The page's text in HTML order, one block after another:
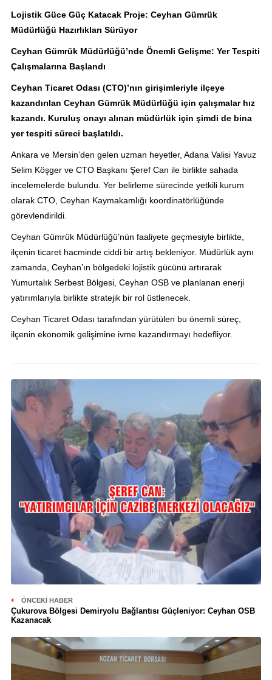
Lojistik Güce Güç Katacak Proje: Ceyhan Gümrük
Müdürlüğü Hazırlıkları Sürüyor
Ceyhan Gümrük Müdürlüğü’nde Önemli Gelişme: Yer Tespiti
Çalışmalarına Başlandı
Ceyhan Ticaret Odası (CTO)’nın girişimleriyle ilçeye
kazandırılan Ceyhan Gümrük Müdürlüğü için çalışmalar hız
kazandı. Kuruluş onayı alınan müdürlük için şimdi de bina
yer tespiti süreci başlatıldı.
Ankara ve Mersin’den gelen uzman heyetler, Adana Valisi Yavuz
Selim Köşger ve CTO Başkanı Şeref Can ile birlikte sahada
incelemelerde bulundu. Yer belirleme sürecinde yetkili kurum
olarak CTO, Ceyhan Kaymakamlığı koordinatörlüğünde
görevlendirildi.
Ceyhan Gümrük Müdürlüğü’nün faaliyete geçmesiyle birlikte,
ilçenin ticaret hacminde ciddi bir artış bekleniyor. Müdürlük aynı
zamanda, Ceyhan’ın bölgedeki lojistik gücünü artırarak
Yumurtalık Serbest Bölgesi, Ceyhan OSB ve planlanan enerji
yatırımlarıyla birlikte stratejik bir rol üstlenecek.
Ceyhan Ticaret Odası tarafından yürütülen bu önemli süreç,
ilçenin ekonomik gelişimine ivme kazandırmayı hedefliyor.
ÖNCEKI HABER
Çukurova Bölgesi Demiryolu Bağlantısı Güçleniyor: Ceyhan OSB
Kazanacak